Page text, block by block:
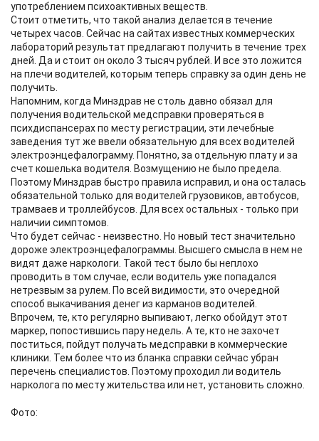
употреблением психоактивных веществ.
Стоит отметить, что такой анализ делается в течение
четырех часов. Сейчас на сайтах известных коммерческих
лабораторий результат предлагают получить в течение трех
дней. Да и стоит он около 3 тысяч рублей. И все это ложится
на плечи водителей, которым теперь справку за один день не
получить.
Напомним, когда Минздрав не столь давно обязал для
получения водительской медсправки проверяться в
психдиспансерах по месту регистрации, эти лечебные
заведения тут же ввели обязательную для всех водителей
электроэнцефалограмму. Понятно, за отдельную плату и за
счет кошелька водителя. Возмущению не было предела.
Поэтому Минздрав быстро правила исправил, и она осталась
обязательной только для водителей грузовиков, автобусов,
трамваев и троллейбусов. Для всех остальных - только при
наличии симптомов.
Что будет сейчас - неизвестно. Но новый тест значительно
дороже электроэнцефалограммы. Высшего смысла в нем не
видят даже наркологи. Такой тест было бы неплохо
проводить в том случае, если водитель уже попадался
нетрезвым за рулем. По всей видимости, это очередной
способ выкачивания денег из карманов водителей.
Впрочем, те, кто регулярно выпивают, легко обойдут этот
маркер, попостившись пару недель. А те, кто не захочет
поститься, пойдут получать медсправки в коммерческие
клиники. Тем более что из бланка справки сейчас убран
перечень специалистов. Поэтому проходил ли водитель
нарколога по месту жительства или нет, установить сложно.
Фото: